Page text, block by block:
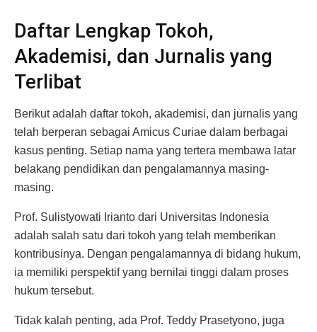
Daftar Lengkap Tokoh,
Akademisi, dan Jurnalis yang
Terlibat
Berikut adalah daftar tokoh, akademisi, dan jurnalis yang
telah berperan sebagai Amicus Curiae dalam berbagai
kasus penting. Setiap nama yang tertera membawa latar
belakang pendidikan dan pengalamannya masing-
masing.
Prof. Sulistyowati Irianto dari Universitas Indonesia
adalah salah satu dari tokoh yang telah memberikan
kontribusinya. Dengan pengalamannya di bidang hukum,
ia memiliki perspektif yang bernilai tinggi dalam proses
hukum tersebut.
Tidak kalah penting, ada Prof. Teddy Prasetyono, juga